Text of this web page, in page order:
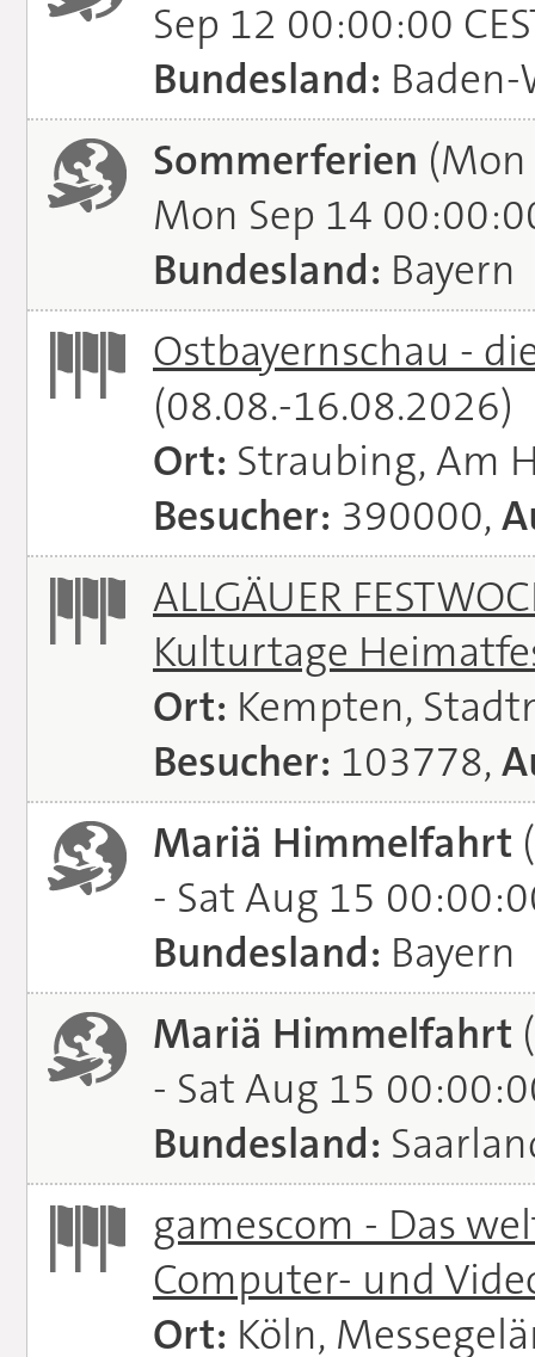
Sep 12 00:00:00
Bundesland:
Sommerferien (Mon
Mon Sep 14
Bundesland: Bayern
Ostbayernschau -
(08.08.-16.08.2026)
Ort: Straubing, Am
Besucher: 390000,
ALLGÄUER
Kulturtage
Ort: Kempten,
Besucher: 103778,
Mariä Himmelfahrt
- Sat Aug 15
Bundesland: Bayern
Mariä Himmelfahrt
- Sat Aug 15
Bundesland:
gamescom - Das
Computer- und
Ort: Köln,